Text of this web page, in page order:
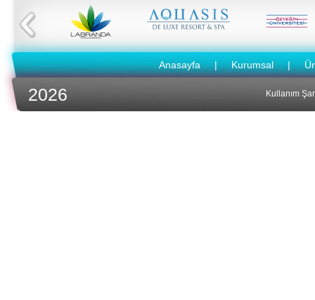
Concorde Luxury Resort
Hotelde 1400 adet...
Anasayfa|Kurumsal|
2026 Kullanım